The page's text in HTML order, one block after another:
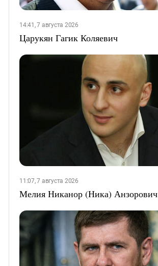
14:41, 7 августа 2026
Царукян Гагик Коляевич
11:07, 7 августа 2026
Мелия Никанор (Ника) Анзорович